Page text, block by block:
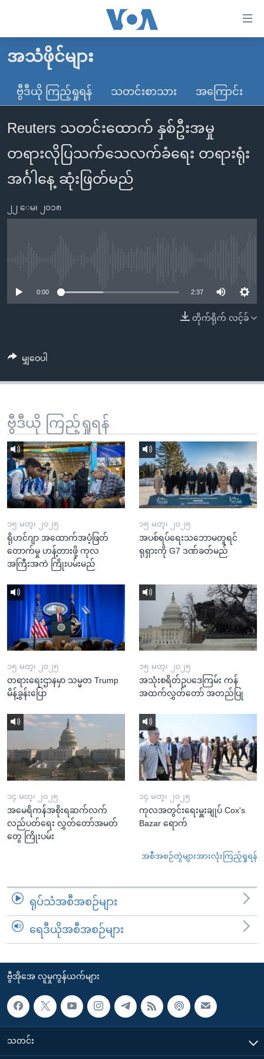
လွယ်ကူ
သည့်
များ
ပင်မ
အကြောင်းအရာ
ကျော်
ကြည့်
ရှာဖွေ
နေရာ
သို့
ကျော်
ရန်
မူလစာမျက်နှာ
မြန်မာ
ကမ္ဘာ့သတင်းများ
နိုင်ငံတကာ
အမေရိကန်
တရုတ်
အစ္စရေး-ပါလက်စတိုင်း
ဗွီဒီယို
သတင်းလွတ်လပ်ခွင့်
ရပ်ဝန်းတခု လမ်းတခု အလွန်
အင်္ဂလိပ်စာလေ့လာမယ်
အမေရိကန်သုံးအီဒီယံ
အပတ်စဉ်ကဏ္ဍများ
အသံဖိုင်များ
ဗွီဒီယို ကြည့်ရှုရန် သတင်းစာသား အကြောင်း
Reuters သတင်းထောက် နှစ်ဦးအမှု
တရားလိုပြသက်သေလက်ခံရေး တရားရုံး
အင်္ဂါနေ့ ဆုံးဖြတ်မည်
၂၂ ေမ၊ ၂၀၁၈
0:00 2:37
တိုက်ရိုက် လင့်ခ်
မျှဝေပါ
ဗွီဒီယို ကြည့်ရှုရန်
၁၅ မတ္၊ ၂၀၂၅
ရိုဟင်ဂျာ အထောက်အပံ့ဖြတ်
တောက်မှု ဟန့်တားဖို့ ကုလ
အကြီးအကဲ ကြိုးပမ်းမည်
၁၅ မတ္၊ ၂၀၂၅
အပစ်ရပ်ရေးသဘောမတူရင်
ရုရှားကို G7 ဒဏ်ခတ်မည်
၁၅ မတ္၊ ၂၀၂၅
တရားရေးဌာနမှာ သမ္မတ Trump
မိန့်ခွန်းပြော
၁၅ မတ္၊ ၂၀၂၅
အသုံးစရိတ်ဥပဒေကြမ်း ကန်
အထက်လွှတ်တော် အတည်ပြု
၁၄ မတ္၊ ၂၀၂၅
အမေရိကန်အစိုးရဆက်လက်
လည်ပတ်ရေး လွှတ်တော်အမတ်
တွေ ကြိုးပမ်း
၁၄ မတ္၊ ၂၀၂၅
ကုလအတွင်းရေးမှူးချုပ် Cox's
Bazar ရောက်
အစီအစဉ်တွဲများအားလုံးကြည့်ရှုရန်
ရုပ်သံအစီအစဉ်များ
ရေဒီယိုအစီအစဉ်များ
ဗွီအိုအေ လူမှုကွန်ယက်များ
သတင်း